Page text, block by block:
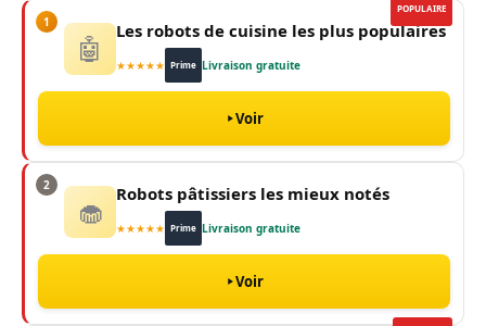
POPULAIRE
1
🤖 Les robots de cuisine les plus populaires
★★★★★ Prime Livraison gratuite
Voir
2
🧁 Robots pâtissiers les mieux notés
★★★★★ Prime Livraison gratuite
Voir